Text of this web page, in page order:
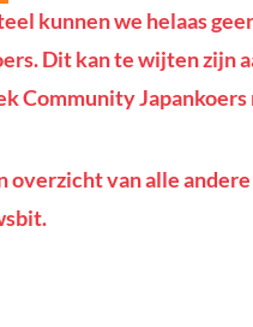
kunnen we helaas
Dit kan te wijten zijn
Community
overzicht van alle